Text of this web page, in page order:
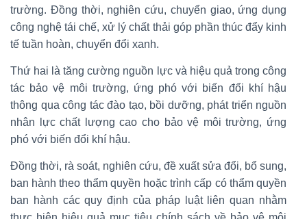
trường. Đồng thời, nghiên cứu, chuyển giao, ứng dụng
công nghệ tái chế, xử lý chất thải góp phần thúc đẩy kinh
tế tuần hoàn, chuyển đổi xanh.
Thứ hai là tăng cường nguồn lực và hiệu quả trong công
tác bảo vệ môi trường, ứng phó với biến đổi khí hậu
thông qua công tác đào tạo, bồi dưỡng, phát triển nguồn
nhân lực chất lượng cao cho bảo vệ môi trường, ứng
phó với biến đổi khí hậu.
Đồng thời, rà soát, nghiên cứu, đề xuất sửa đổi, bổ sung,
ban hành theo thẩm quyền hoặc trình cấp có thẩm quyền
ban hành các quy định của pháp luật liên quan nhằm